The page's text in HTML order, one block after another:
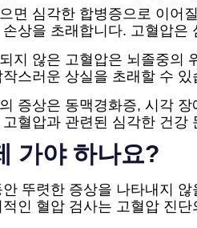
면 심각한 합병증으로 이어
상을 초래합니다. 고혈압
지 않은 고혈압은 뇌졸중의
스러운 상실을 초래할 수
증상은 동맥경화증, 시각
혈압과 관련된 심각한 건
가야 하나요?
뚜렷한 증상을 나타내지
인 혈압 검사는 고혈압 진